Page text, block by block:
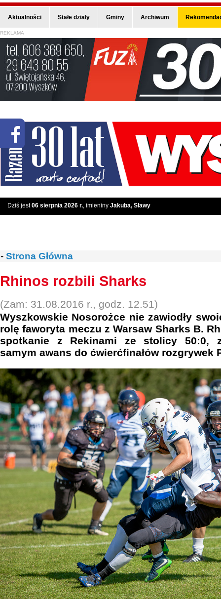
Aktualności Stałe działy Gminy Archiwum
REKLAMA
Dziś jest06 sierpnia 2026 r., imieniny Jakuba, Sławy
- Strona Główna
Rhinos rozbili Sharks
(Zam: 31.08.2016 r., godz. 12.51)
Wyszkowskie Nosorożce nie zawiodły
rolę faworyta meczu z Warsaw Sharks B.
spotkanie z Rekinami ze stolicy 50:0,
samym awans do ćwierćfinałów rozgrywek